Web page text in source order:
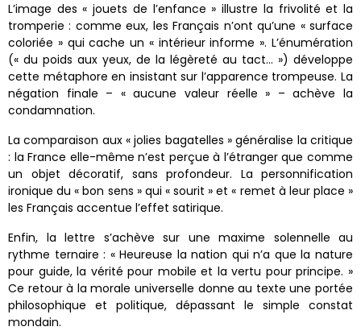
L’image des « jouets de l’enfance » illustre la frivolité et la
tromperie : comme eux, les Français n’ont qu’une « surface
coloriée » qui cache un « intérieur informe ». L’énumération
(« du poids aux yeux, de la légèreté au tact… ») développe
cette métaphore en insistant sur l’apparence trompeuse. La
négation finale – « aucune valeur réelle » – achève la
condamnation.
La comparaison aux « jolies bagatelles » généralise la critique
: la France elle-même n’est perçue à l’étranger que comme
un objet décoratif, sans profondeur. La personnification
ironique du « bon sens » qui « sourit » et « remet à leur place »
les Français accentue l’effet satirique.
Enfin, la lettre s’achève sur une maxime solennelle au
rythme ternaire : « Heureuse la nation qui n’a que la nature
pour guide, la vérité pour mobile et la vertu pour principe. »
Ce retour à la morale universelle donne au texte une portée
philosophique et politique, dépassant le simple constat
mondain.